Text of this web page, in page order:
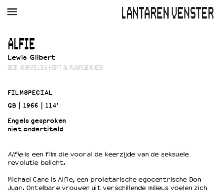
AGENDA
Winkelmandje
Zoek
Openingstijden & contact
Bereikbaarheid
Kaartverkoop
EDUCATIE
Filmprogramma’s Primair Onderwijs
ALFIE
Lewis Gilbert
DEZE VOORSTELLING HEEFT AL PLAATSGEVONDEN
FILMSPECIAL
GB
1966
114’
Engels gesproken
niet ondertiteld
Alfieis een film die vooral de keerzijde van de seksuele
revolutie belicht.
Michael Cane is Alfie, een proletarische egocentrische Don
Juan. Ontelbare vrouwen uit verschillende milieus voelen zich